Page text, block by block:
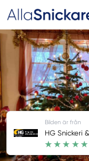
Bilden är från